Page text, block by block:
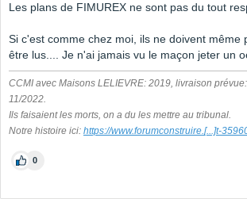
Les plans de FIMUREX ne sont pas du tout
Si c'est comme chez moi, ils ne doivent même
être lus.... Je n'ai jamais vu le maçon jeter un
CCMI avec Maisons LELIEVRE: 2019, livraison
11/2022.
Ils faisaient les morts, on a du les mettre au tribunal.
Notre histoire ici: https://www.forumconstruire.[...]t-
0